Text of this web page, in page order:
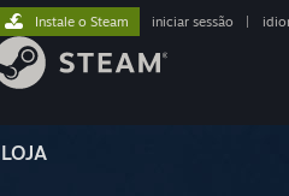
LOJA
Instale o Steam iniciar sessão